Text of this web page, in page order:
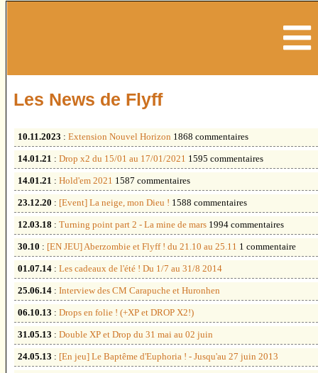
Les News de Flyff
10.11.2023 : Extension Nouvel Horizon 1868 commentaires
14.01.21 : Drop x2 du 15/01 au 17/01/2021 1595 commentaires
14.01.21 : Hold'em 2021 1587 commentaires
23.12.20 : [Event] La neige, mon Dieu ! 1588 commentaires
12.03.18 : Turning point part 2 - La mine de mars 1994 commentaires
30.10 : [EN JEU] Aberzombie et Flyff ! du 21.10 au 25.11 1 commentaire
01.07.14 : Les cadeaux de l'été ! Du 1/7 au 31/8 2014
25.06.14 : Interview des CM Carapuche et Huronhen
06.10.13 : Drops en folie ! (+XP et DROP X2!)
31.05.13 : Double XP et Drop du 31 mai au 02 juin
24.05.13 : [En jeu] Le Baptême d'Euphoria ! - Jusqu'au 27 juin 2013